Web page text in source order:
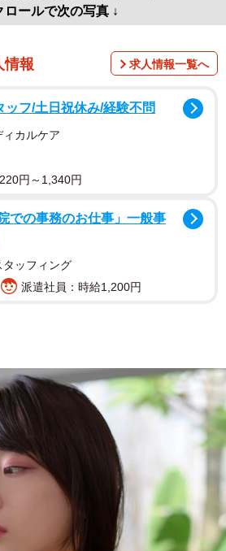
ロールで次の写真 ↓
情報 求人情報一覧へ
フ/土日祝休み/経験不問
カルケア
円～1,340円
での事務のお仕事」一般事
ッフィング
派遣社員：時給1,200円